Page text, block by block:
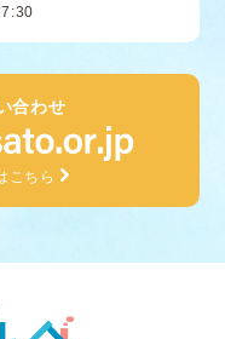
合わせ
こちら